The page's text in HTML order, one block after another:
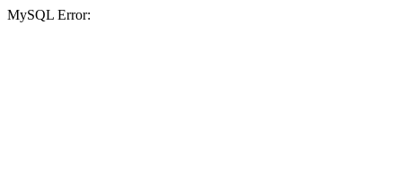
MySQL Error: